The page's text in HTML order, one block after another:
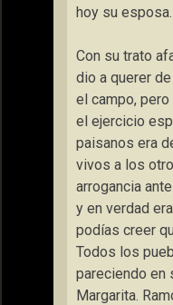
hoy su esposa.
Con su trato
dio a querer
el campo,
el ejercicio
paisanos era
vivos a los
arrogancia
y en verdad
podías creer
Todos los
pareciendo en
Margarita.